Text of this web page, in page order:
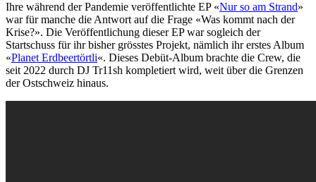
Ihre während der Pandemie veröffentlichte EP «Nur so am Strand»
war für manche die Antwort auf die Frage «Was kommt nach der
Krise?». Die Veröffentlichung dieser EP war sogleich der
Startschuss für ihr bisher grösstes Projekt, nämlich ihr erstes Album
«Planet Erdbeertörtli«. Dieses Debüt-Album brachte die Crew, die
seit 2022 durch DJ Tr11sh kompletiert wird, weit über die Grenzen
der Ostschweiz hinaus.